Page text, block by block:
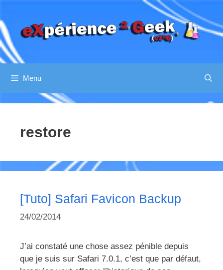
au
contenu
Menu
restore
[Tuto] Safari Favicon Backup
24/02/2014
J’ai constaté une chose assez pénible depuis
que je suis sur Safari 7.0.1, c’est que par défaut,